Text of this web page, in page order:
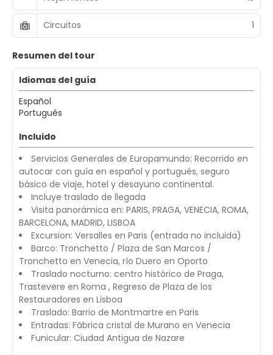
Circuitos 1
Resumen del tour
Idiomas del guía
Español
Portugués
Incluido
Servicios Generales de Europamundo: Recorrido en
autocar con guía en español y portugués, seguro
básico de viaje, hotel y desayuno continental.
Incluye traslado de llegada
Visita panorámica en: PARIS, PRAGA, VENECIA, ROMA,
BARCELONA, MADRID, LISBOA
Excursion: Versalles en Paris (entrada no incluida)
Barco: Tronchetto / Plaza de San Marcos /
Tronchetto en Venecia, río Duero en Oporto
Traslado nocturno: centro histórico de Praga,
Trastevere en Roma , Regreso de Plaza de los
Restauradores en Lisboa
Traslado: Barrio de Montmartre en Paris
Entradas: Fábrica cristal de Murano en Venecia
Funicular: Ciudad Antigua de Nazare